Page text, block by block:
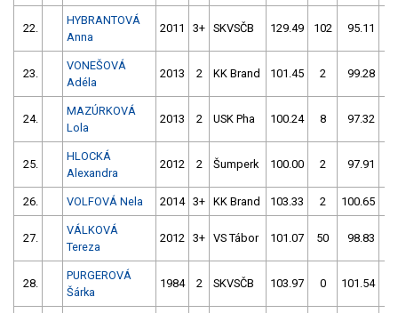
22.
HYBRANTOVÁ
Anna
2011 3+ SKVSČB 129.49 102 95.11
23.
VONEŠOVÁ
Adéla
2013 2 KK Brand 101.45 2 99.28
24.
MAZÚRKOVÁ
Lola
2013 2 USK Pha 100.24 8 97.32
25.
HLOCKÁ
Alexandra
2012 2 Šumperk 100.00 2 97.91
26. VOLFOVÁ Nela 2014 3+ KK Brand 103.33 2 100.65
27.
VÁLKOVÁ
Tereza
2012 3+ VS Tábor 101.07 50 98.83
28.
PURGEROVÁ
Šárka
1984 2 SKVSČB 103.97 0 101.54